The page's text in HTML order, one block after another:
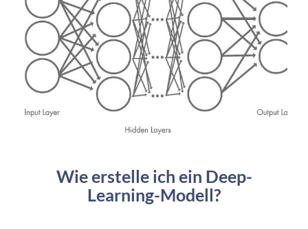
Wie erstelle ich ein Deep-
Learning-Modell?